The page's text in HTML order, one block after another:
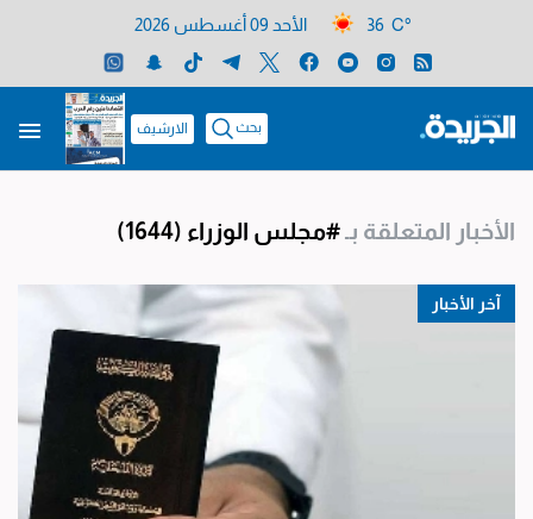
36 C° الأحد 09 أغسطس 2026
بحث الارشيف
الأخبار المتعلقة بـ#مجلس الوزراء (1644)
آخر الأخبار